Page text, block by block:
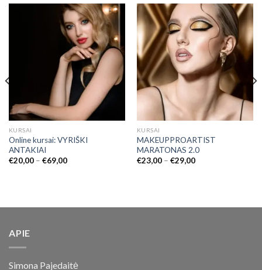
KURSAI
Online kursai: VYRIŠKI
ANTAKIAI
€20,00– €69,00
KURSAI
MAKEUPPROARTIST
MARATONAS 2.0
€23,00– €29,00
APIE
Simona Pajedaitė